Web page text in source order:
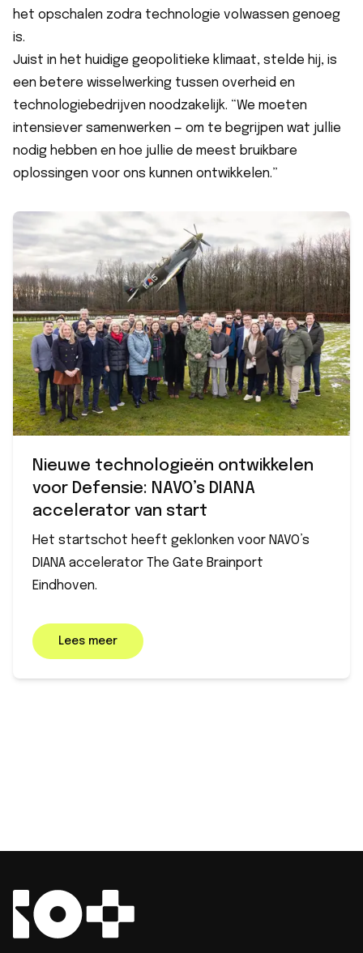
het opschalen zodra technologie volwassen genoeg
is.
Juist in het huidige geopolitieke klimaat, stelde hij, is
een betere wisselwerking tussen overheid en
technologiebedrijven noodzakelijk. “We moeten
intensiever samenwerken — om te begrijpen wat jullie
nodig hebben en hoe jullie de meest bruikbare
oplossingen voor ons kunnen ontwikkelen.”
Nieuwe technologieën ontwikkelen
voor Defensie: NAVO’s DIANA
accelerator van start
Het startschot heeft geklonken voor NAVO’s
DIANA accelerator The Gate Brainport
Eindhoven.
Lees meer